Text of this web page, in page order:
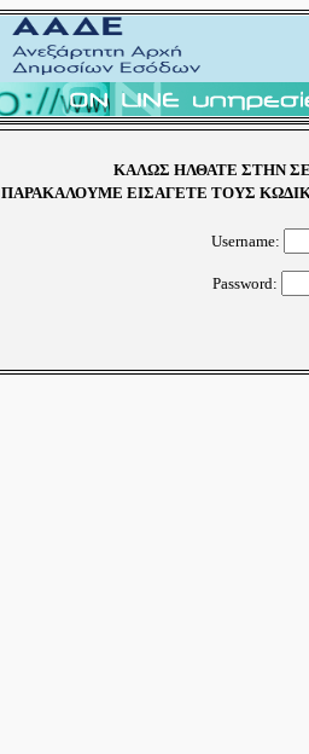
ΚΑΛΩΣ ΗΛΘΑΤΕ ΣΤΗΝ
ΠΑΡΑΚΑΛΟΥΜΕ ΕΙΣΑΓΕΤΕ ΤΟΥΣ
Username:
Password: